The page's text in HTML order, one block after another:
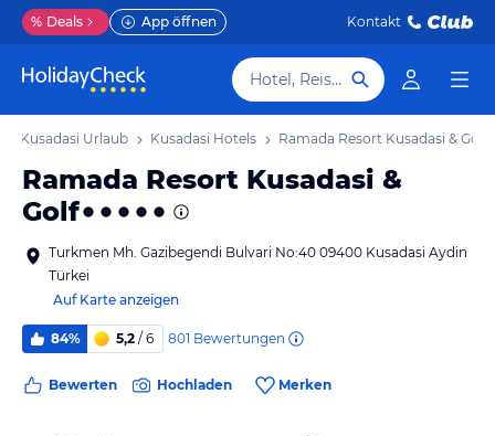
% Deals App öffnen Kontakt
Hotel, Reiseziel
Kusadasi Urlaub Kusadasi Hotels Ramada Resort Kusadasi & Golf
Ramada Resort Kusadasi &
Golf
Turkmen Mh. Gazibegendi Bulvari No:40 09400 Kusadasi Aydin
Türkei
Auf Karte anzeigen
84% 5,2 / 6 801 Bewertungen
Bewerten Hochladen Merken